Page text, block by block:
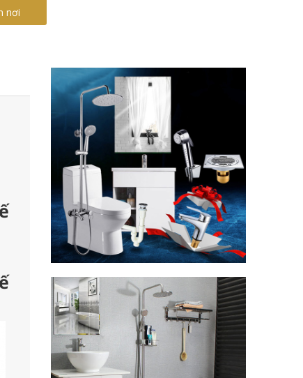
nơi